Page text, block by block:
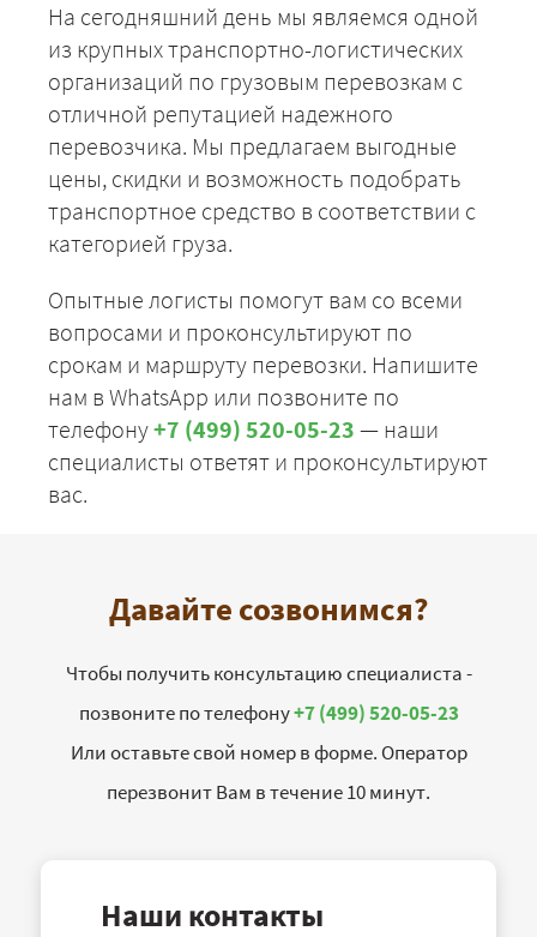
На сегодняшний день мы являемся одной
из крупных транспортно-логистических
организаций по грузовым перевозкам с
отличной репутацией надежного
перевозчика. Мы предлагаем выгодные
цены, скидки и возможность подобрать
транспортное средство в соответствии с
категорией груза.
Опытные логисты помогут вам со всеми
вопросами и проконсультируют по
срокам и маршруту перевозки. Напишите
нам в WhatsApp или позвоните по
телефону+7 (499) 520-05-23 — наши
специалисты ответят и проконсультируют
вас.
Давайте созвонимся?
Чтобы получить консультацию специалиста -
позвоните по телефону+7 (499) 520-05-23
Или оставьте свой номер в форме. Оператор
перезвонит Вам в течение 10 минут.
Наши контакты